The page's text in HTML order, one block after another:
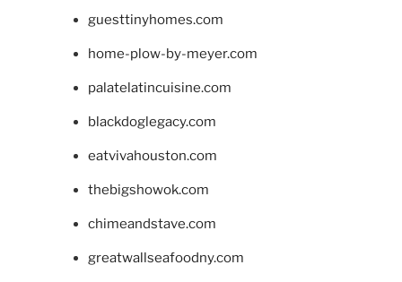
guesttinyhomes.com
home-plow-by-meyer.com
palatelatincuisine.com
blackdoglegacy.com
eatvivahouston.com
thebigshowok.com
chimeandstave.com
greatwallseafoodny.com